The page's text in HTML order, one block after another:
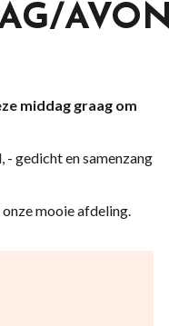
middag graag om
gedicht en samenzang
mooie afdeling.